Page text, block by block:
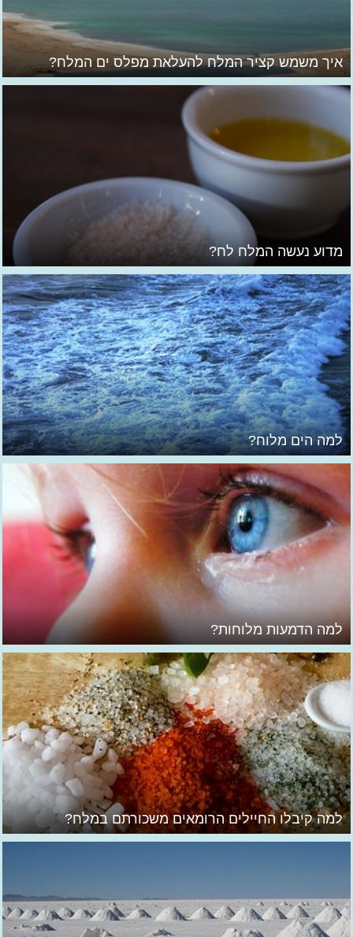
איך משמש קציר המלח להעלאת מפלס ים המלח?
מדוע נעשה המלח לח?
למה הים מלוח?
למה הדמעות מלוחות?
למה קיבלו החיילים הרומאים משכורתם במלח?